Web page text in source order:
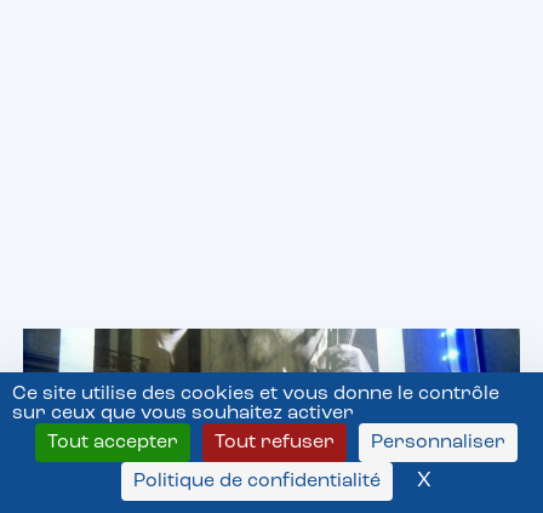
Ce site utilise des cookies et vous donne le contrôle
sur ceux que vous souhaitez activer
Tout accepter
Tout refuser
Personnaliser
Politique de confidentialité
X